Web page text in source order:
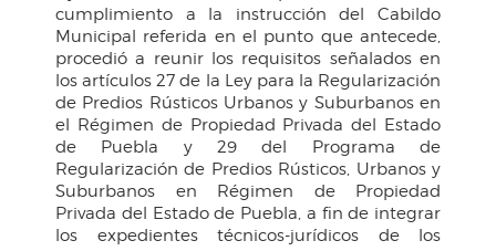
cumplimiento a la instrucción del Cabildo
Municipal referida en el punto que antecede,
procedió a reunir los requisitos señalados en
los artículos 27 de la Ley para la Regularización
de Predios Rústicos Urbanos y Suburbanos en
el Régimen de Propiedad Privada del Estado
de Puebla y 29 del Programa de
Regularización de Predios Rústicos, Urbanos y
Suburbanos en Régimen de Propiedad
Privada del Estado de Puebla, a fin de integrar
los expedientes técnicos-jurídicos de los